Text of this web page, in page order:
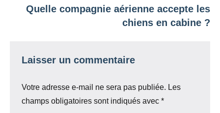
Quelle compagnie aérienne accepte les
chiens en cabine ?
Laisser un commentaire
Votre adresse e-mail ne sera pas publiée. Les
champs obligatoires sont indiqués avec *